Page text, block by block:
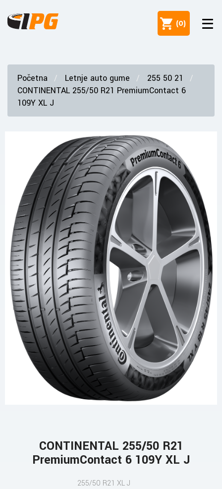
(0)
Početna Letnje auto gume
255 50 21
CONTINENTAL 255/50 R21 PremiumContact 6
109Y XL J
CONTINENTAL 255/50 R21
PremiumContact 6 109Y XL J
255/50 R21 XL J